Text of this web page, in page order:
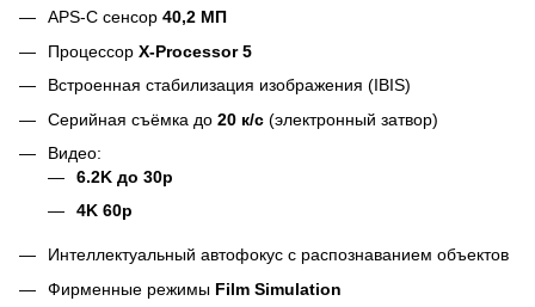
APS-C сенсор 40,2 МП
Процессор X-Processor 5
Встроенная стабилизация изображения (IBIS)
Серийная съёмка до 20 к/с (электронный затвор)
Видео:
6.2K до 30p
4K 60p
Интеллектуальный автофокус с распознаванием объектов
Фирменные режимы Film Simulation